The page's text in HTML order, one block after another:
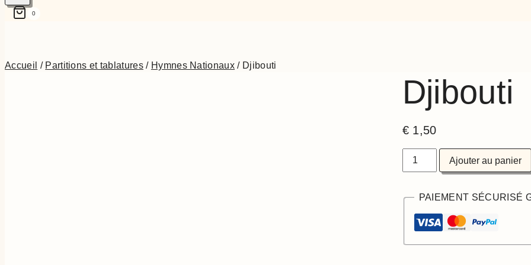
0
Accueil / Partitions et tablatures / Hymnes Nationaux / Djibouti
Djibouti
€ 1,50
quantité
Ajouter au panier
PAIEMENT SÉCURISÉ